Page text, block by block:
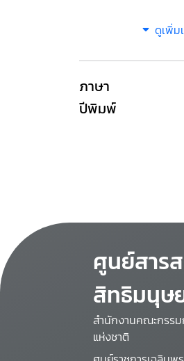
ดูเพิ่ม
ภาษา
ปีพิมพ์
ศูนย์สาร
สิทธิมนุษ
สำนักงานคณะกรร
แห่งชาติ